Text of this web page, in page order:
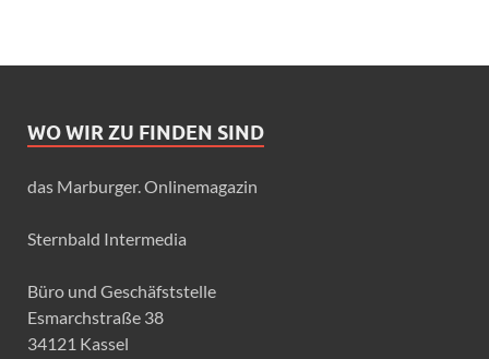
WO WIR ZU FINDEN SIND
das Marburger. Onlinemagazin
Sternbald Intermedia
Büro und Geschäfststelle
Esmarchstraße 38
34121 Kassel